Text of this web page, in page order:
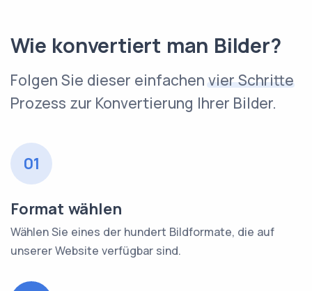
Wie konvertiert man Bilder?
Folgen Sie dieser einfachenvier Schritte
Prozess zur Konvertierung Ihrer Bilder.
01
Format wählen
Wählen Sie eines der hundert Bildformate, die auf
unserer Website verfügbar sind.